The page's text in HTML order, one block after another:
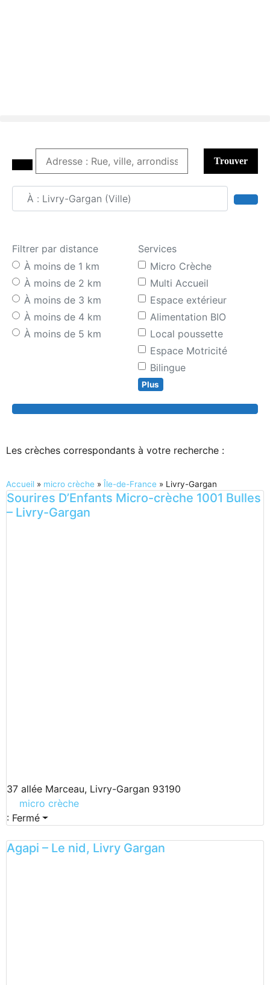
Trouver
Adresse : Rue, ville, arrondissement
Filtrer par distance
À moins de 1 km
À moins de 2 km
À moins de 3 km
À moins de 4 km
À moins de 5 km
Services
Micro Crèche
Multi Accueil
Espace extérieur
Alimentation BIO
Local poussette
Espace Motricité
Bilingue
Plus
Search
Les crèches correspondants à votre recherche :
Accueil » micro crèche » Île-de-France » Livry-Gargan
Sourires D’Enfants Micro-crèche 1001 Bulles
– Livry-Gargan
37 allée Marceau, Livry-Gargan 93190
micro crèche
: Fermé
Agapi – Le nid, Livry Gargan